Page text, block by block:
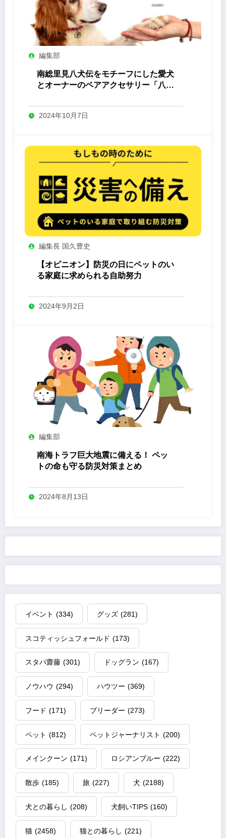
編集部
南総里見八犬伝をモチーフにした愛犬
とオーナーのペアアクセサリー「八心
2024年10月7日
編集長 国久豊史
【オピニオン】防災の日にペットのい
る家庭に求められる自助努力
2024年9月2日
編集部
南海トラフ巨大地震に備える！ ペッ
トの命も守る防災対策まとめ
2024年8月13日
イベント (334) グッズ (281)
スコティッシュフォールド (173)
スタパ齋藤 (301) ドッグラン (167)
ノウハウ (294) ハウツー (369)
フード (171) ブリーダー (273)
ペット (812) ペットジャーナリスト (200)
メインクーン (171) ロシアンブルー (222)
散歩 (185) 旅 (227) 犬 (2188)
犬との暮らし (208) 犬飼いTIPS (160)
猫 (2458) 猫との暮らし (221)